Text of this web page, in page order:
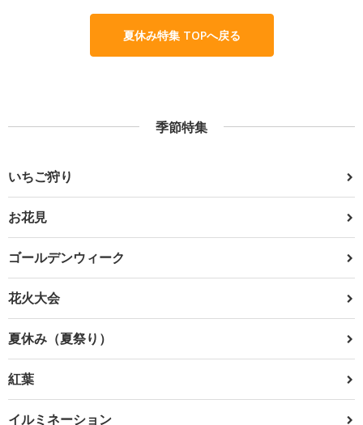
夏休み特集 TOPへ戻る
季節特集
いちご狩り
お花見
ゴールデンウィーク
花火大会
夏休み（夏祭り）
紅葉
イルミネーション